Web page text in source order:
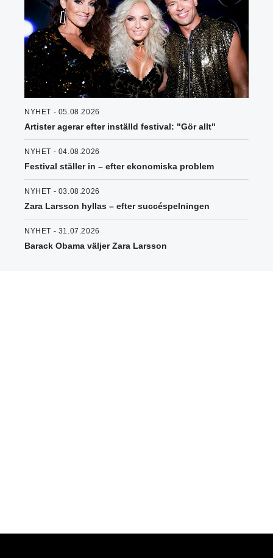
NYHET - 05.08.2026
Artister agerar efter inställd festival: "Gör allt"
NYHET - 04.08.2026
Festival ställer in – efter ekonomiska problem
NYHET - 03.08.2026
Zara Larsson hyllas – efter succéspelningen
NYHET - 31.07.2026
Barack Obama väljer Zara Larsson